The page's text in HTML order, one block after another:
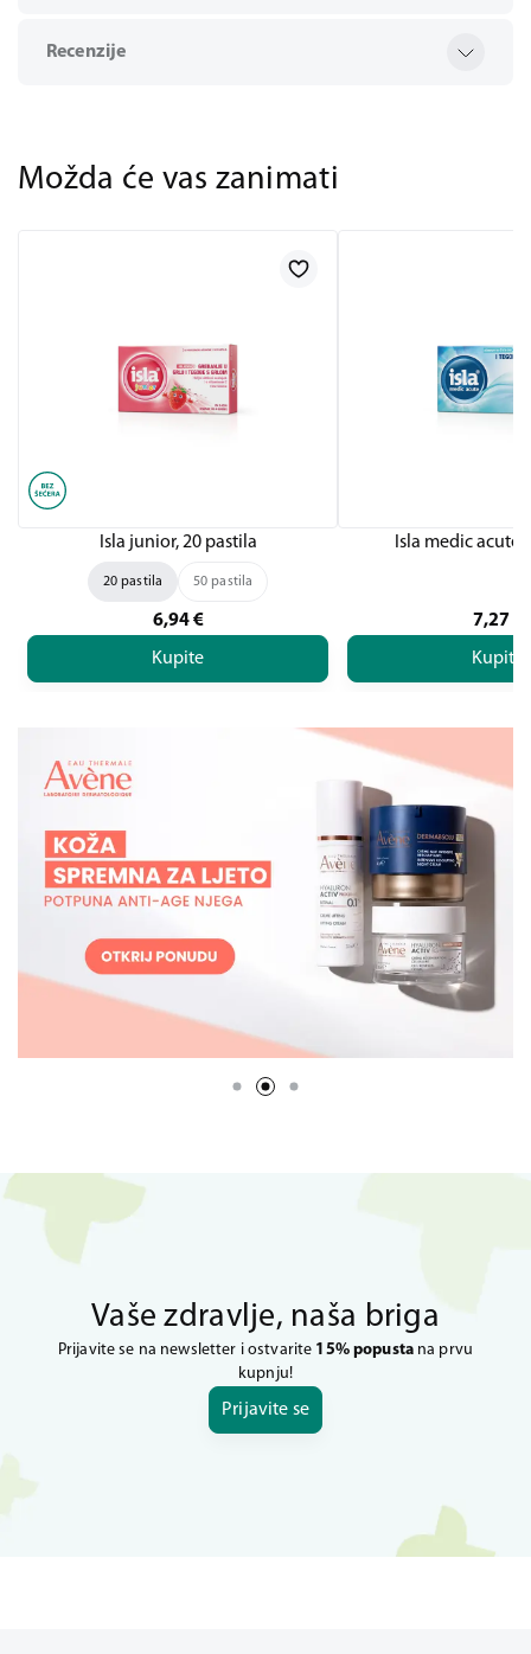
Recenzije
Možda će vas zanimati
Isla junior, 20 pastila
20 pastila 50 pastila
6,94 €
Kupite
Isla medic acute,
7,27
Kupite
Vaše zdravlje, naša briga
Prijavite se na newsletter i ostvarite 15% popustana prvu
kupnju!
Prijavite se